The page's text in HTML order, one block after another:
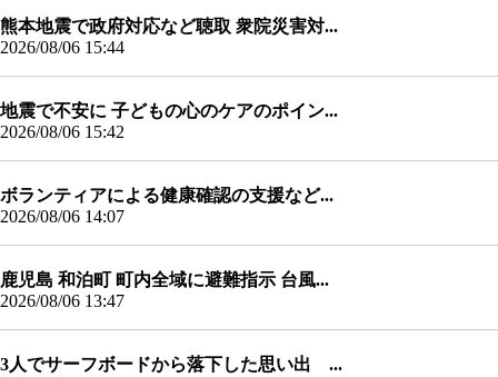
熊本地震で政府対応など聴取 衆院災害対...
2026/08/06 15:44
地震で不安に 子どもの心のケアのポイン...
2026/08/06 15:42
ボランティアによる健康確認の支援など...
2026/08/06 14:07
鹿児島 和泊町 町内全域に避難指示 台風...
2026/08/06 13:47
3人でサーフボードから落下した思い出 ...